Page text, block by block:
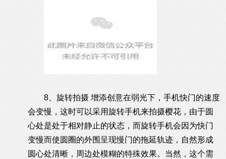
8、旋转拍摄 增添创意在弱光下，手机快门的速度
会变慢，这时可以采用旋转手机来拍摄樱花，由于圆
心处是处于相对静止的状态，而旋转手机会因为快门
变慢而使圆圈的外围呈现慢门的拖延轨迹，自然形成
圆心处清晰，周边处模糊的特殊效果。当然，这个需